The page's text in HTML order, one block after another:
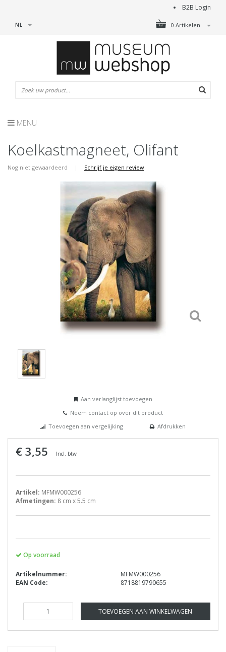
B2B Login
0 Artikelen
NL
MENU
Koelkastmagneet, Olifant
Nog niet gewaardeerd | Schrijf je eigen review
Aan verlanglijst toevoegen
Neem contact op over dit product
Toevoegen aan vergelijking
Afdrukken
€ 3,55 Incl. btw
Artikel: MFMW000256
Afmetingen: 8 cm x 5.5 cm
Op voorraad
Artikelnummer:
MFMW000256
EAN Code:
8718819790655
TOEVOEGEN AAN WINKELWAGEN